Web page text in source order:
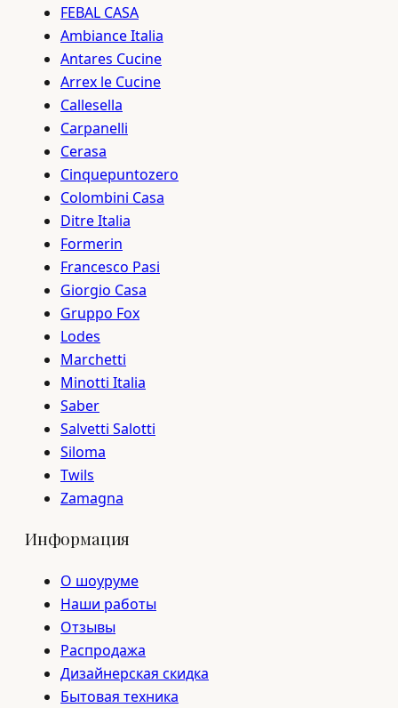
FEBAL CASA
Ambiance Italia
Antares Cucine
Arrex le Cucine
Callesella
Carpanelli
Cerasa
Cinquepuntozero
Colombini Casa
Ditre Italia
Formerin
Francesco Pasi
Giorgio Casa
Gruppo Fox
Lodes
Marchetti
Minotti Italia
Saber
Salvetti Salotti
Siloma
Twils
Zamagna
Информация
О шоуруме
Наши работы
Отзывы
Распродажа
Дизайнерская скидка
Бытовая техника